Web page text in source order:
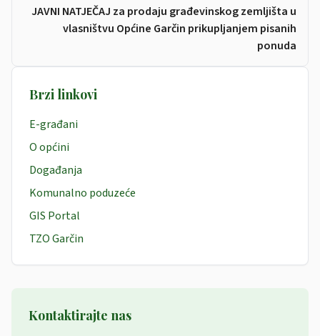
JAVNI NATJEČAJ za prodaju građevinskog zemljišta u
vlasništvu Općine Garčin prikupljanjem pisanih
ponuda
Brzi linkovi
E-građani
O općini
Događanja
Komunalno poduzeće
GIS Portal
TZO Garčin
Kontaktirajte nas